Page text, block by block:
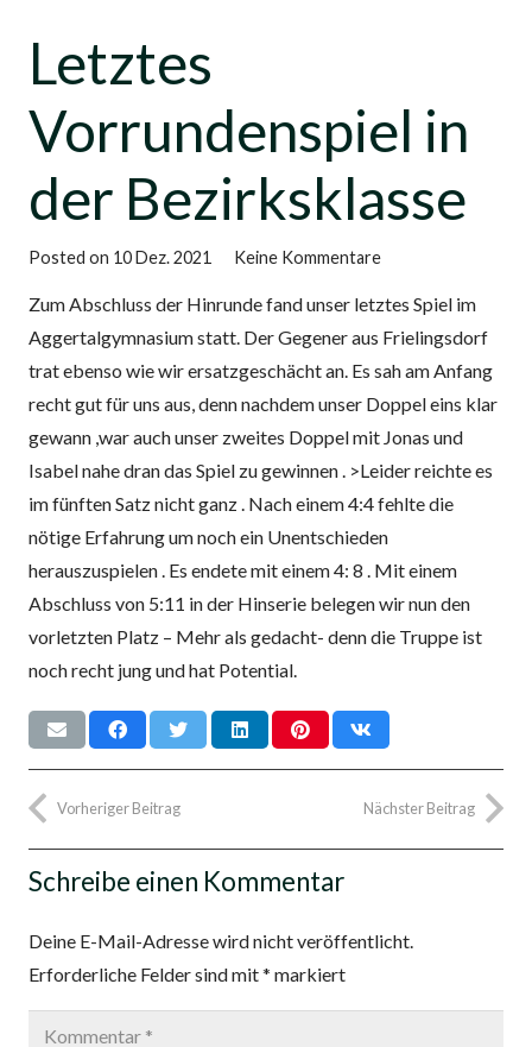
Letztes
Vorrundenspiel in
der Bezirksklasse
Posted on 10 Dez. 2021 Keine Kommentare
Zum Abschluss der Hinrunde fand unser letztes Spiel im
Aggertalgymnasium statt. Der Gegener aus Frielingsdorf
trat ebenso wie wir ersatzgeschächt an. Es sah am Anfang
recht gut für uns aus, denn nachdem unser Doppel eins klar
gewann ,war auch unser zweites Doppel mit Jonas und
Isabel nahe dran das Spiel zu gewinnen . >Leider reichte es
im fünften Satz nicht ganz . Nach einem 4:4 fehlte die
nötige Erfahrung um noch ein Unentschieden
herauszuspielen . Es endete mit einem 4: 8 . Mit einem
Abschluss von 5:11 in der Hinserie belegen wir nun den
vorletzten Platz – Mehr als gedacht- denn die Truppe ist
noch recht jung und hat Potential.
Vorheriger Beitrag Nächster Beitrag
Schreibe einen Kommentar
Deine E-Mail-Adresse wird nicht veröffentlicht.
Erforderliche Felder sind mit* markiert